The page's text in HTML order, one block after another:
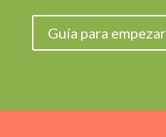
Guía para empezar